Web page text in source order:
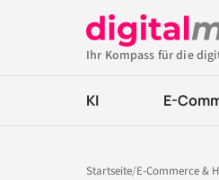
Ihr Kompass für die
KI E-
Startseite/E-Commerce &